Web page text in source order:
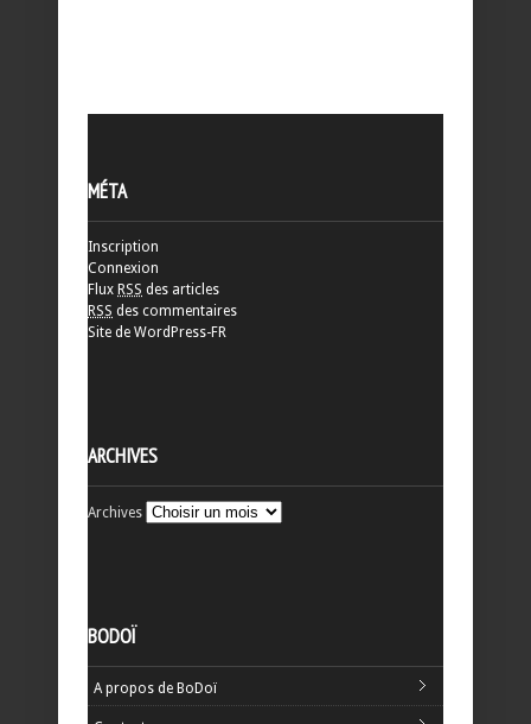
MÉTA
Inscription
Connexion
Flux RSS des articles
RSS des commentaires
Site de WordPress-FR
ARCHIVES
Archives
BODOÏ
A propos de BoDoï